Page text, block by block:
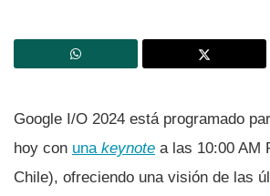
Google I/O 2024 está programado
hoy con una keynote a las 10:00 AM
Chile), ofreciendo una visión de las